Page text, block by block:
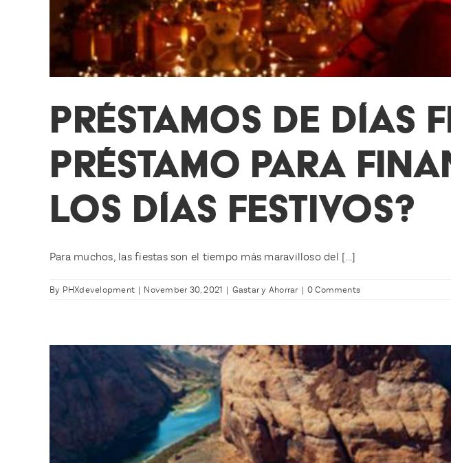
PRÉSTAMOS DE DÍAS
PRÉSTAMO PARA
LOS DÍAS FESTIVOS?
Para muchos, las fiestas son el tiempo más maravilloso del [...]
By PHXdevelopment | November 30, 2021 | Gastar y Ahorrar | 0 Comments